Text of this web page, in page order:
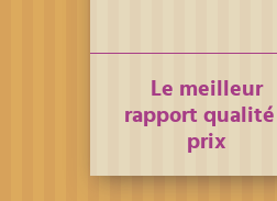
Le meilleur
rapport
prix